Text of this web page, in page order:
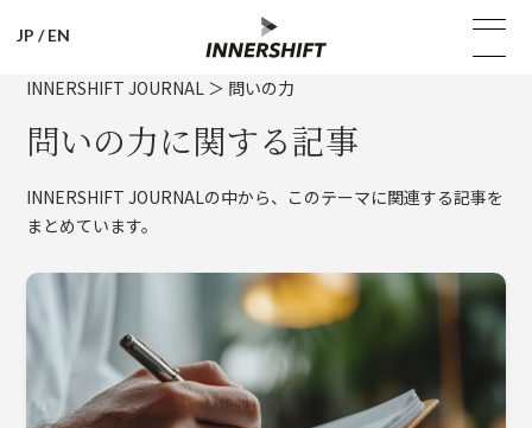
JP /EN
INNERSHIFT JOURNAL ＞ 問いの力
問いの力に関する記事
INNERSHIFT JOURNALの中から、このテーマに関連する記事を
まとめています。